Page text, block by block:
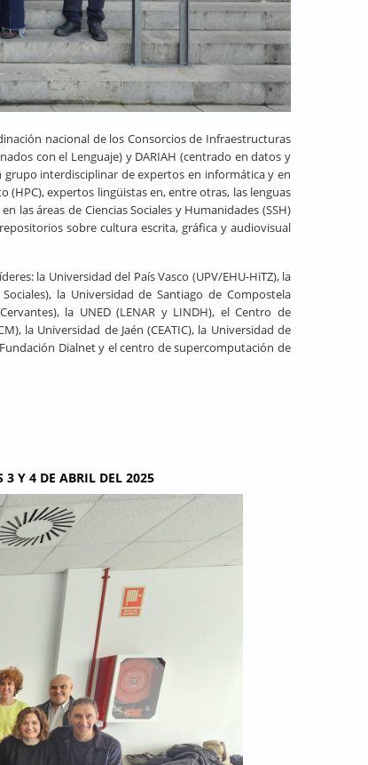
nacional de los Consorcios de Infraestructuras
con el Lenguaje) y DARIAH (centrado en datos y
grupo interdisciplinar de expertos en informática y en
(HPC), expertos lingüistas en, entre otras, las lenguas
las áreas de Ciencias Sociales y Humanidades (SSH)
sobre cultura escrita, gráfica y audiovisual
la Universidad del País Vasco (UPV/EHU-HiTZ), la
la Universidad de Santiago de Compostela
la UNED (LENAR y LINDH), el Centro de
la Universidad de Jaén (CEATIC), la Universidad de
Fundación Dialnet y el centro de supercomputación de
3 Y 4 DE ABRIL DEL 2025